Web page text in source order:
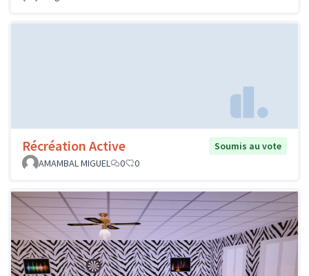
Récréation Active
Soumis au vote
AMAMBAL MIGUEL
0 0